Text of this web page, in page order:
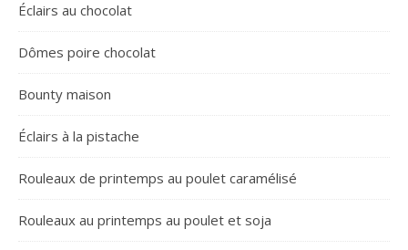
Éclairs au chocolat
Dômes poire chocolat
Bounty maison
Éclairs à la pistache
Rouleaux de printemps au poulet caramélisé
Rouleaux au printemps au poulet et soja